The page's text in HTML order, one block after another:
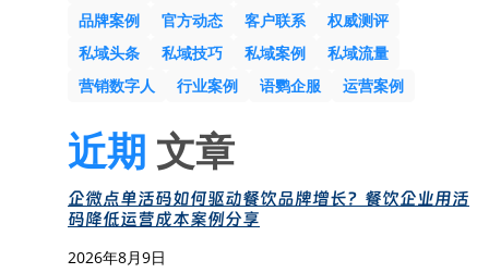
品牌案例
官方动态 客户联系
权威测评
私域头条
私域技巧 私域案例
私域流量
营销数字人
行业案例 语鹦企服 运营案例
近期 文章
企微点单活码如何驱动餐饮品牌增长？餐饮企业用活
码降低运营成本案例分享
2026年8月9日